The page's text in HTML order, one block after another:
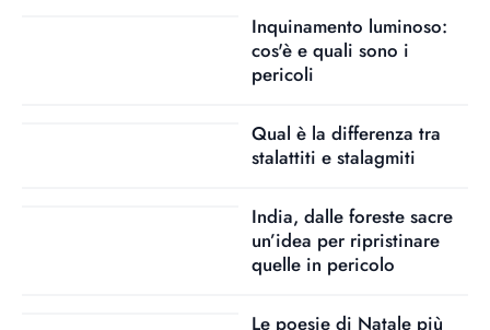
Inquinamento luminoso:
cos'è e quali sono i
pericoli
Qual è la differenza tra
stalattiti e stalagmiti
India, dalle foreste sacre
un’idea per ripristinare
quelle in pericolo
Le poesie di Natale più